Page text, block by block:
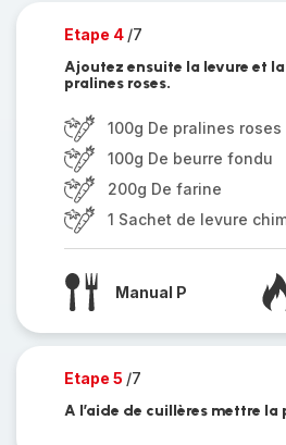
Etape 4 /7
Ajoutez ensuite la levure et
pralines roses.
100g De pralines roses
100g De beurre fondu
200g De farine
1 Sachet de levure
Manual P
Etape 5 /7
A l’aide de cuillères mettre